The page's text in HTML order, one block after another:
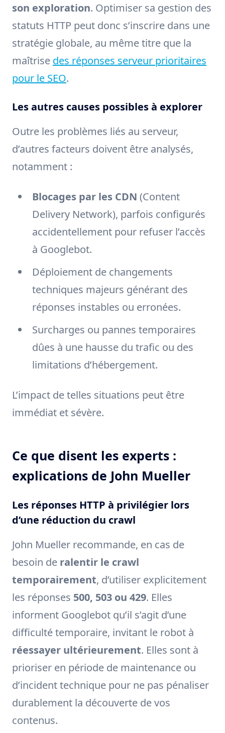
son exploration. Optimiser sa gestion des
statuts HTTP peut donc s’inscrire dans une
stratégie globale, au même titre que la
maîtrise des réponses serveur prioritaires
pour le SEO.
Les autres causes possibles à explorer
Outre les problèmes liés au serveur,
d’autres facteurs doivent être analysés,
notamment :
Blocages par les CDN (Content
Delivery Network), parfois configurés
accidentellement pour refuser l’accès
à Googlebot.
Déploiement de changements
techniques majeurs générant des
réponses instables ou erronées.
Surcharges ou pannes temporaires
dûes à une hausse du trafic ou des
limitations d’hébergement.
L’impact de telles situations peut être
immédiat et sévère.
Ce que disent les experts :
explications de John Mueller
Les réponses HTTP à privilégier lors
d’une réduction du crawl
John Mueller recommande, en cas de
besoin de ralentir le crawl
temporairement, d’utiliser explicitement
les réponses 500, 503 ou 429. Elles
informent Googlebot qu’il s’agit d’une
difficulté temporaire, invitant le robot à
réessayer ultérieurement. Elles sont à
prioriser en période de maintenance ou
d’incident technique pour ne pas pénaliser
durablement la découverte de vos
contenus.